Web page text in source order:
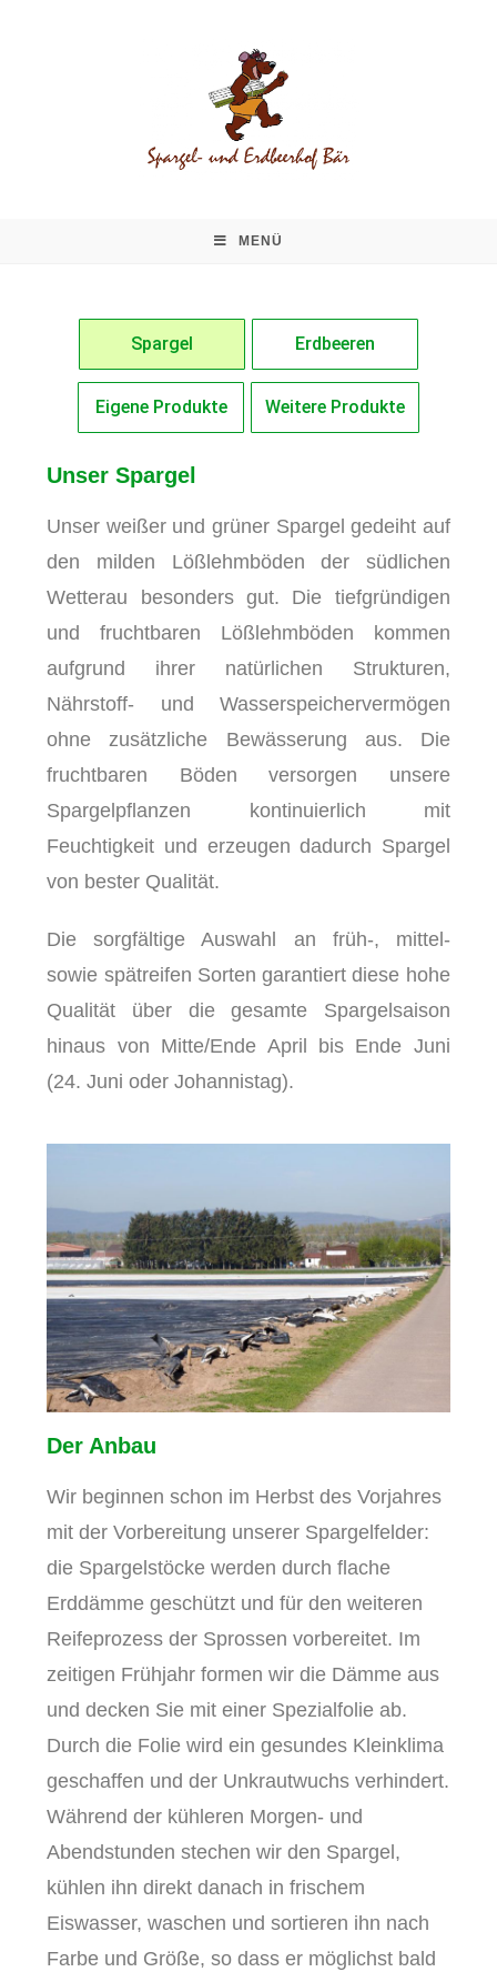
MENÜ
Spargel Erdbeeren
Eigene Produkte Weitere Produkte
Unser Spargel
Unser weißer und grüner Spargel gedeiht auf
den milden Lößlehmböden der südlichen
Wetterau besonders gut. Die tiefgründigen
und fruchtbaren Lößlehmböden kommen
aufgrund ihrer natürlichen Strukturen,
Nährstoff- und Wasserspeichervermögen
ohne zusätzliche Bewässerung aus. Die
fruchtbaren Böden versorgen unsere
Spargelpflanzen kontinuierlich mit
Feuchtigkeit und erzeugen dadurch Spargel
von bester Qualität.
Die sorgfältige Auswahl an früh-, mittel-
sowie spätreifen Sorten garantiert diese hohe
Qualität über die gesamte Spargelsaison
hinaus von Mitte/Ende April bis Ende Juni
(24. Juni oder Johannistag).
Der Anbau
Wir beginnen schon im Herbst des Vorjahres
mit der Vorbereitung unserer Spargelfelder:
die Spargelstöcke werden durch flache
Erddämme geschützt und für den weiteren
Reifeprozess der Sprossen vorbereitet. Im
zeitigen Frühjahr formen wir die Dämme aus
und decken Sie mit einer Spezialfolie ab.
Durch die Folie wird ein gesundes Kleinklima
geschaffen und der Unkrautwuchs verhindert.
Während der kühleren Morgen- und
Abendstunden stechen wir den Spargel,
kühlen ihn direkt danach in frischem
Eiswasser, waschen und sortieren ihn nach
Farbe und Größe, so dass er möglichst bald